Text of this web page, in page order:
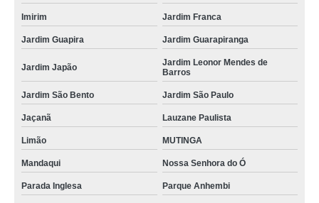
espelhamento de pintura automotiva Jundiaí
reparo de pintura automotiva preço Itapevi
preço de loja de pintura automotiva Cachoeirinha
loja de pintutas automotivas Parque Novo Mundo
valores de reparo pintura automotiva Jardim Japão
pintura texturizada automotiva preço Suzano
oficina pintura automotiva Vila Albertina
preço de micro pintura automotiva Parque Vitória
Imirim Jardim Franca
Jardim Guapira Jardim Guarapiranga
Jardim Japão
Jardim Leonor Mendes de
Barros
Jardim São Bento Jardim São Paulo
Jaçanã Lauzane Paulista
Limão MUTINGA
Mandaqui Nossa Senhora do Ó
Parada Inglesa Parque Anhembi